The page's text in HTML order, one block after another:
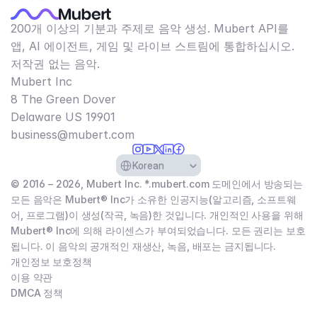
200개 이상의 기분과 주제로 음악 생성. Mubert API를
앱, AI 에이전트, 게임 및 라이브 스트림에 통합하십시오.
저작권 없는 음악.
Mubert Inc
8 The Green Dover
Delaware US 19901​
business@mubert.com
Select Language
Korean
© 2016 – 2026, Mubert Inc. *.mubert.com 도메인에서 방송되는
모든 음악은 Mubert® Inc가 소유한 인공지능(알고리즘, 소프트웨
어, 프로그램)이 생성(작곡, 녹음)한 것입니다. 개인적인 사용을 위해
Mubert® Inc에 의해 라이센스가 부여되었습니다. 모든 권리는 보호
됩니다. 이 음악의 공개적인 재생산, 녹음, 배포는 금지됩니다.
개인정보 보호정책
이용 약관
DMCA 정책